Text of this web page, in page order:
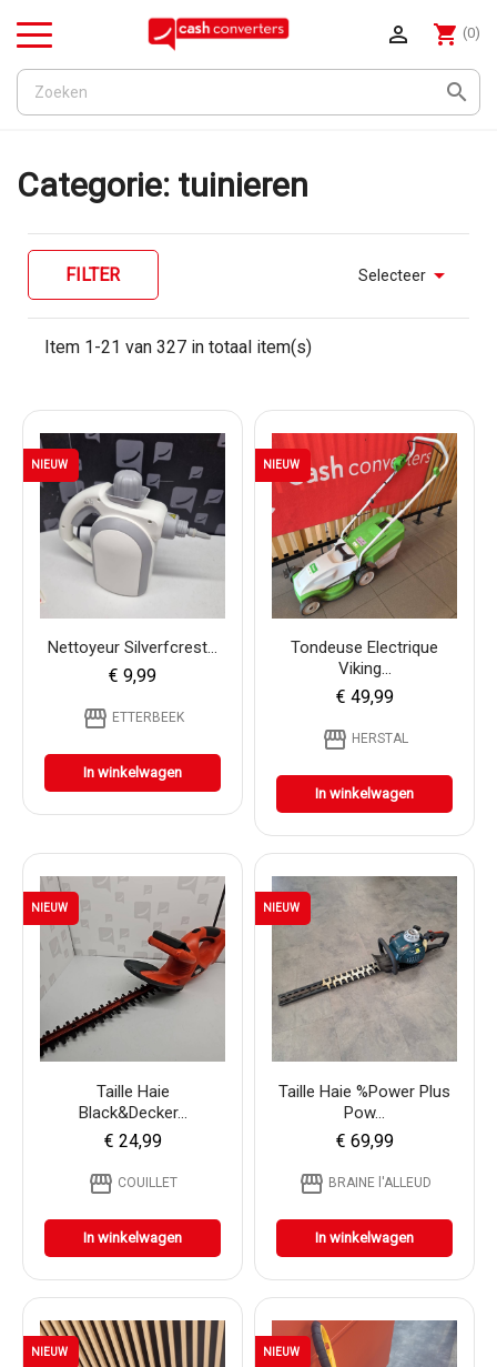

shopping_cart (0)

Menu
Categorie: tuinieren
FILTER Selecteer
Item 1-21 van 327 in totaal item(s)
Nettoyeur Silverfcrest...
€ 9,99
storefront ETTERBEEK
In winkelwagen
NIEUW
Tondeuse Electrique
Viking...
€ 49,99
storefront HERSTAL
In winkelwagen
NIEUW
Taille Haie
Black&Decker...
€ 24,99
storefront COUILLET
In winkelwagen
NIEUW
Taille Haie %power Plus
Pow...
€ 69,99
storefront BRAINE l'ALLEUD
In winkelwagen
NIEUW
NIEUW NIEUW